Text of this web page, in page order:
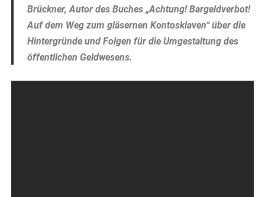
Brückner, Autor des Buches „Achtung! Bargeldverbot!
Auf dem Weg zum gläsernen Kontosklaven“ über die
Hintergründe und Folgen für die Umgestaltung des
öffentlichen Geldwesens.